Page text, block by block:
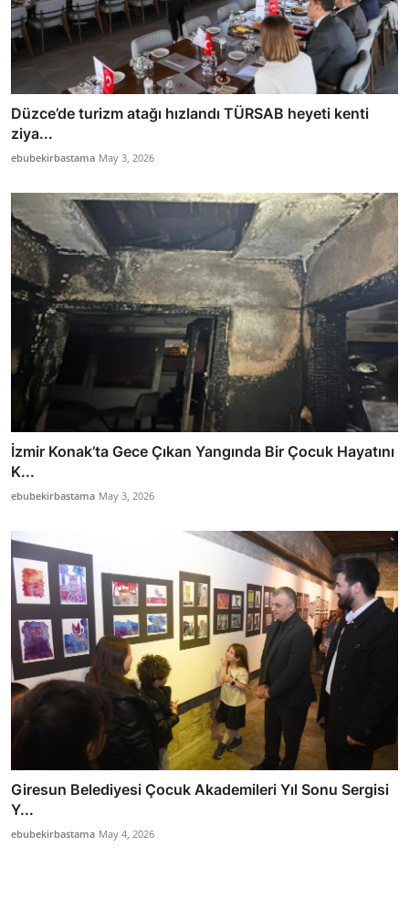
Düzce’de turizm atağı hızlandı TÜRSAB heyeti kenti
ziya...
ebubekirbastama May 3, 2026
İzmir Konak’ta Gece Çıkan Yangında Bir Çocuk Hayatını
K...
ebubekirbastama May 3, 2026
Giresun Belediyesi Çocuk Akademileri Yıl Sonu Sergisi
Y...
ebubekirbastama May 4, 2026